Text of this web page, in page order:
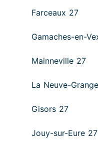
Farceaux 27
Gamaches-en-
Mainneville 27
La Neuve-
Gisors 27
Jouy-sur-Eure 27